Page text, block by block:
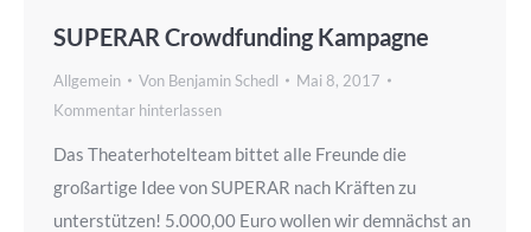
SUPERAR Crowdfunding Kampagne
Allgemein Von Benjamin Schedl
Mai 8, 2017
Kommentar hinterlassen
Das Theaterhotelteam bittet alle Freunde die
großartige Idee von SUPERAR nach Kräften zu
unterstützen! 5.000,00 Euro wollen wir demnächst an